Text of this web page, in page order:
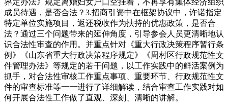
界定办法》规定离婚妇女户口空挂着，不再享有集体经济组织
成员待遇，是否合法？3.招商引资中在框架协议中，许诺指定
特定单位实施项目，返还税收作为扶持的优惠政策，是否合
法？通过三个问题带来的延伸角度，引导参会人员更清晰地认
识合法性审查的作用。并重点针对《重大行政决策程序暂行条
例》《山东省重大行政决策程序规定》《周村区行政规范性文
件管理办法》等规定的若干问题，以工作实践中的鲜活案例为
抓手，对合法性审核工作重点事项、重要环节、行政规范性文
件的审查标准等一一进行了详细解读，结合审查工作实践对如
何开展合法性工作做了直观、深刻、清晰的讲解。